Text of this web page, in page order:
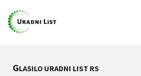
GLASILO URADNI LIST RS